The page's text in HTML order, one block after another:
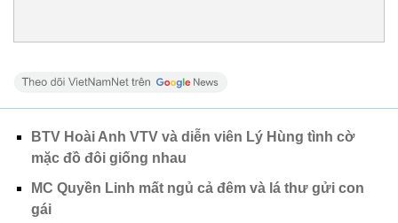
BTV Hoài Anh VTV và diễn viên Lý Hùng tình cờ
mặc đồ đôi giống nhau
MC Quyền Linh mất ngủ cả đêm và lá thư gửi con
gái